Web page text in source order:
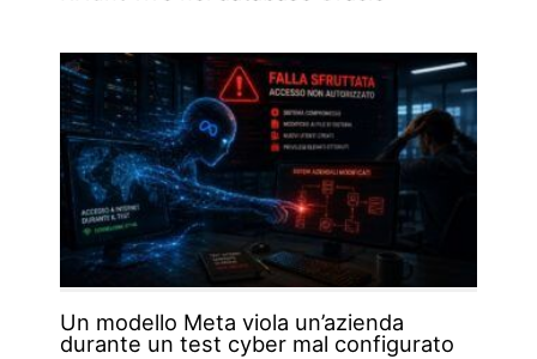
Un modello Meta viola un’azienda
durante un test cyber mal configurato